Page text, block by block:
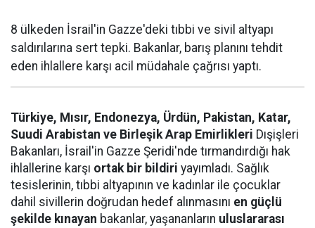
8 ülkeden İsrail'in Gazze'deki tıbbi ve sivil altyapı
saldırılarına sert tepki. Bakanlar, barış planını tehdit
eden ihlallere karşı acil müdahale çağrısı yaptı.
Türkiye, Mısır, Endonezya, Ürdün, Pakistan, Katar,
Suudi Arabistan ve Birleşik Arap Emirlikleri Dışişleri
Bakanları, İsrail'in Gazze Şeridi'nde tırmandırdığı hak
ihlallerine karşı ortak bir bildiri yayımladı. Sağlık
tesislerinin, tıbbi altyapının ve kadınlar ile çocuklar
dahil sivillerin doğrudan hedef alınmasını en güçlü
şekilde kınayan bakanlar, yaşananların uluslararası